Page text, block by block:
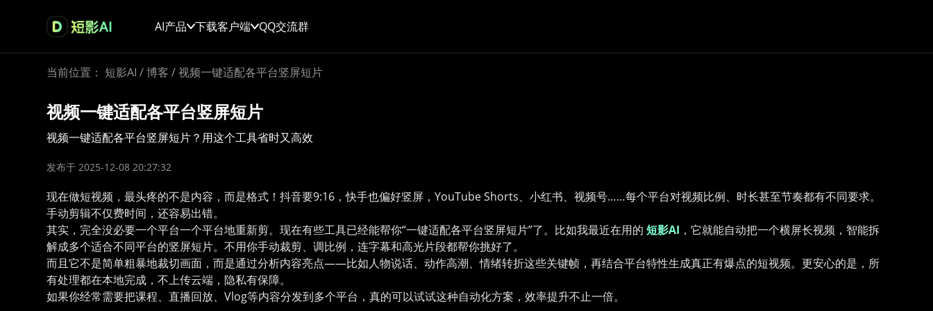
AI产品 下载客户端 QQ交流群
当前位置： 短影AI /博客 /视频一键适配各平台竖屏短片
视频一键适配各平台竖屏短片
视频一键适配各平台竖屏短片？用这个工具省时又高效
发布于 2025-12-08 20:27:32
现在做短视频，最头疼的不是内容，而是格式！抖音要9:16，快手也偏好竖屏，YouTube Shorts、小红书、视频号……每个平台对视频比例、时长甚至节奏都有不同要求。
手动剪辑不仅费时间，还容易出错。
其实，完全没必要一个平台一个平台地重新剪。现在有些工具已经能帮你“一键适配各平台竖屏短片”了。比如我最近在用的短影AI ，它就能自动把一个横屏长视频，智能拆
解成多个适合不同平台的竖屏短片。不用你手动裁剪、调比例，连字幕和高光片段都帮你挑好了。
而且它不是简单粗暴地裁切画面，而是通过分析内容亮点——比如人物说话、动作高潮、情绪转折这些关键帧，再结合平台特性生成真正有爆点的短视频。更安心的是，所
有处理都在本地完成，不上传云端，隐私有保障。
如果你经常需要把课程、直播回放、Vlog等内容分发到多个平台，真的可以试试这种自动化方案，效率提升不止一倍。